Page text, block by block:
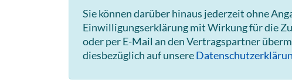
Sie können darüber hinaus jederzeit ohne
Einwilligungserklärung mit Wirkung für die
oder per E-Mail an den Vertragspartner
diesbezüglich auf unsere